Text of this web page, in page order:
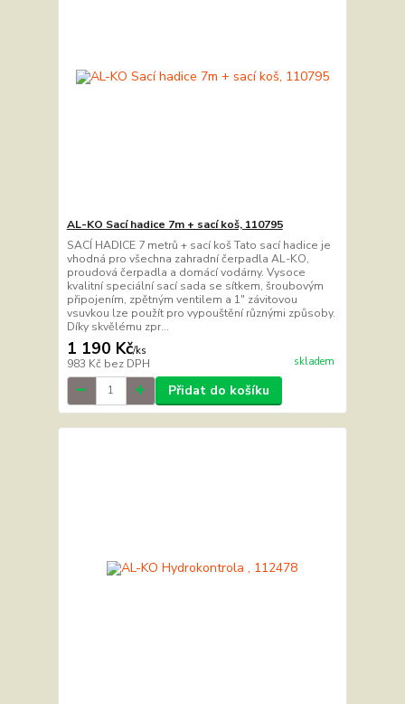
AL-KO Sací hadice 7m + sací koš, 110795
SACÍ HADICE 7 metrů + sací koš Tato sací hadice je
vhodná pro všechna zahradní čerpadla AL-KO,
proudová čerpadla a domácí vodárny. Vysoce
kvalitní speciální sací sada se sítkem, šroubovým
připojením, zpětným ventilem a 1" závitovou
vsuvkou lze použít pro vypouštění různými způsoby.
Díky skvělému zpr...
1 190 Kč/ks
983 Kč bez DPH skladem
Přidat do košíku